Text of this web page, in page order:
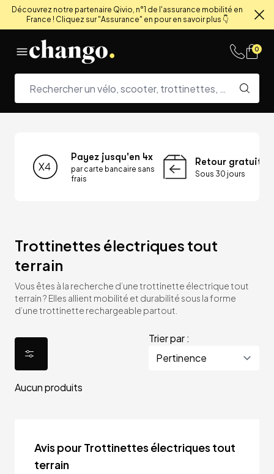
Découvrez notre partenaire Qivio, n°1 de l'assurance mobilité en
France ! Cliquez sur "Assurance" en pour en savoir plus 👇
0
Payez jusqu'en 4x
par carte bancaire sans
frais
Retour gratuit
Sous 30 jours
Trottinettes électriques tout
terrain
Vous êtes à la recherche d’une trottinette électrique tout
terrain ? Elles allient mobilité et durabilité sous la forme
d’une trottinette rechargeable partout.
Trier par :
Aucun produits
Avis pour Trottinettes électriques tout
terrain